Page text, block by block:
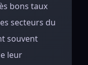
bons taux
secteurs du
souvent
leur